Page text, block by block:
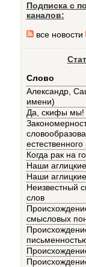
Подписка с
каналов:
все новости
Слово
Александр,
имени)
Да, скифы мы!
Когда рак на
Наши
Наши
Неизвестный
слов
смысловых